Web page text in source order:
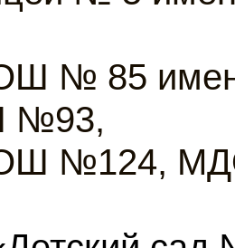
№ 85
№93,
№124,